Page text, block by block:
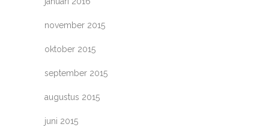
november 2015
oktober 2015
september 2015
augustus 2015
juni 2015